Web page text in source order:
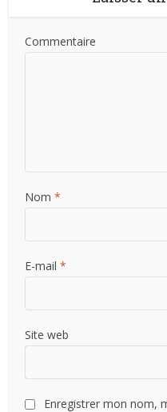
Commentaire
Nom*
E-mail*
Site web
Enregistrer mon nom,